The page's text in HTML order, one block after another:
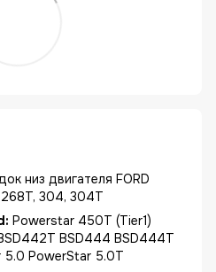
низ двигателя FORD
304, 304T
Powerstar 450T (Tier1)
BSD444 BSD444T
5.0 PowerStar 5.0T